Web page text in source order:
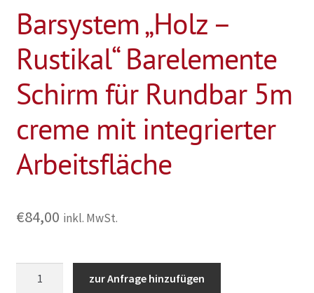
Barsystem „Holz –
Rustikal“ Barelemente
Schirm für Rundbar 5m
creme mit integrierter
Arbeitsfläche
€84,00 inkl. MwSt.
zur Anfrage hinzufügen